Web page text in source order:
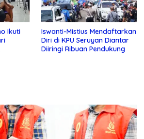
Ikuti
Iswanti-Mistius Mendaftarkan
Diri di KPU Seruyan Diantar
Diiringi Ribuan Pendukung